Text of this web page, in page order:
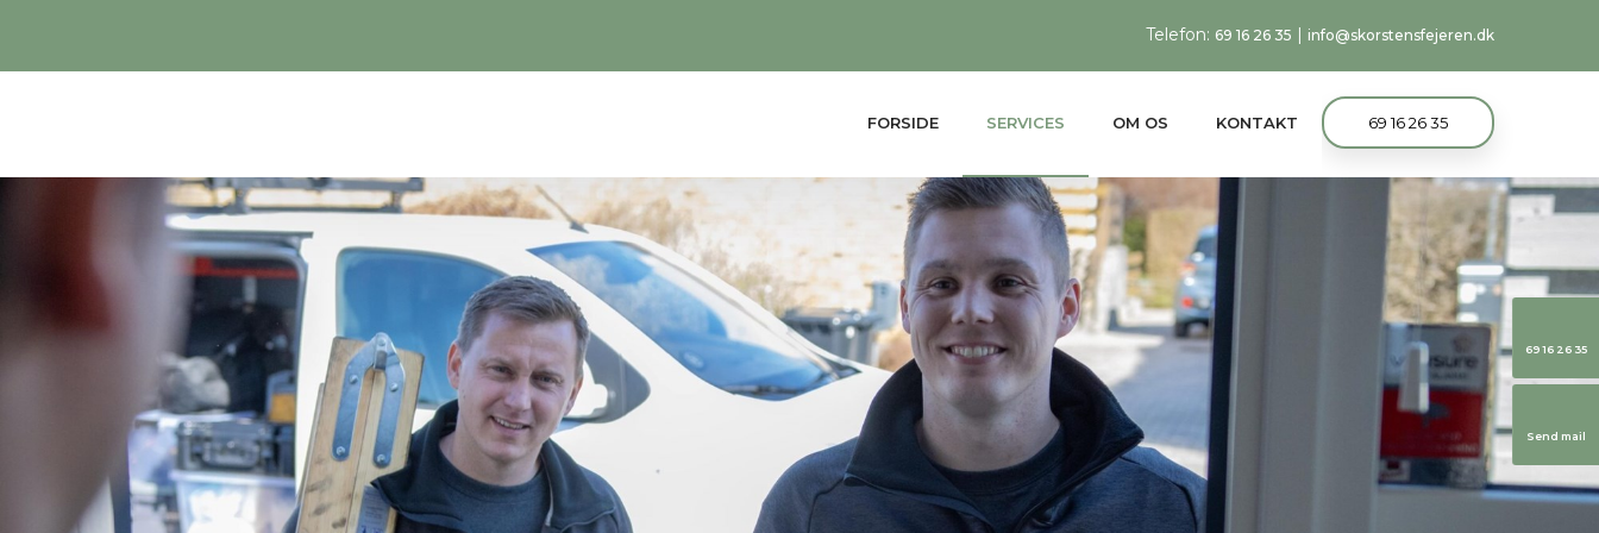
69 16 26 35
Send mail
Telefon: 69 16 26 35 | info@skorstensfejeren.dk
FORSIDE SERVICES OM OS KONTAKT 69 16 26 35